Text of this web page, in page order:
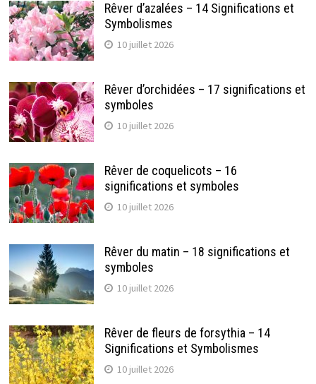
Rêver d’azalées – 14 Significations et
Symbolismes
10 juillet 2026
Rêver d’orchidées – 17 significations et
symboles
10 juillet 2026
Rêver de coquelicots – 16
significations et symboles
10 juillet 2026
Rêver du matin – 18 significations et
symboles
10 juillet 2026
Rêver de fleurs de forsythia – 14
Significations et Symbolismes
10 juillet 2026